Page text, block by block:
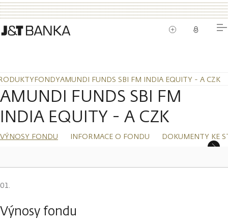
FONDYAMUNDI FUNDS SBI FM INDIA EQUITY - A CZK
AMUNDI FUNDS SBI FM
INDIA EQUITY - A CZK
VÝNOSY FONDU INFORMACE O FONDU DOKUMENTY KE
Výnosy fondu